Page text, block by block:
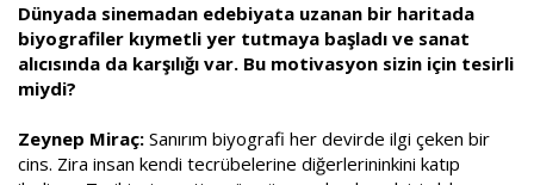
Dünyada sinemadan edebiyata uzanan bir haritada
biyografiler kıymetli yer tutmaya başladı ve sanat
alıcısında da karşılığı var. Bu motivasyon sizin için tesirli
miydi?
Zeynep Miraç: Sanırım biyografi her devirde ilgi çeken bir
cins. Zira insan kendi tecrübelerine diğerlerininkini katıp